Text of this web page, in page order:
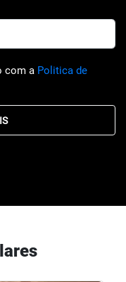
com a Politica de